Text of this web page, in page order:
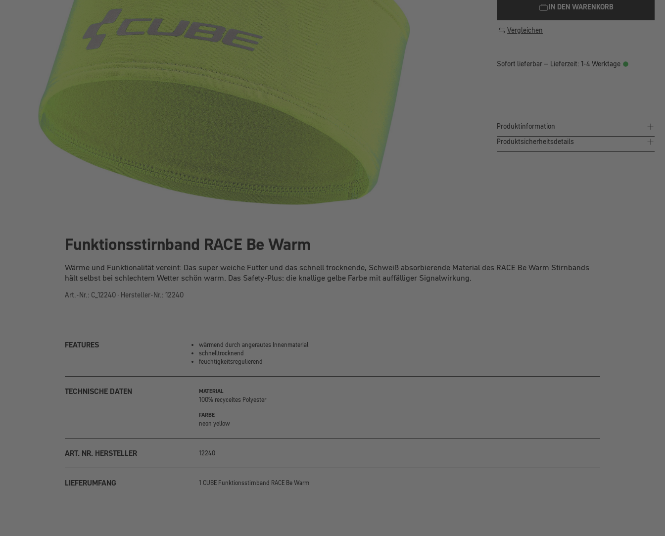
IN DEN WARENKORB
Vergleichen
Sofort lieferbar – Lieferzeit: 1-4 Werktage
Produktinformation
Produktsicherheitsdetails
Funktionsstirnband RACE Be Warm
Wärme und Funktionalität vereint: Das super weiche Futter und das schnell trocknende, Schweiß absorbierende Material des RACE Be Warm Stirnbands
hält selbst bei schlechtem Wetter schön warm. Das Safety-Plus: die knallige gelbe Farbe mit auffälliger Signalwirkung.
Art.-Nr.: C_12240 · Hersteller-Nr.: 12240
FEATURES
wärmend durch angerautes Innenmaterial
schnelltrocknend
feuchtigkeitsregulierend
TECHNISCHE DATEN MATERIAL
100% recyceltes Polyester
FARBE
neon yellow
ART. NR. HERSTELLER 12240
LIEFERUMFANG 1 CUBE Funktionsstirnband RACE Be Warm